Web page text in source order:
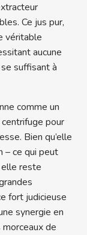
Ce jus pur,
véritable
aucune
suffisant à
comme un
pour
Bien qu’elle
– ce qui peut
reste
fort judicieuse
synergie en
de